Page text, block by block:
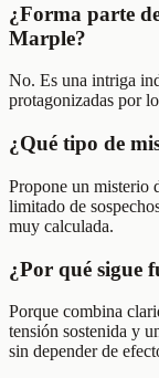
¿Forma parte
Marple?
No. Es una intriga
protagonizadas por
¿Qué tipo de
Propone un misterio
limitado de
muy calculada.
¿Por qué sigue
Porque combina
tensión sostenida y
sin depender de